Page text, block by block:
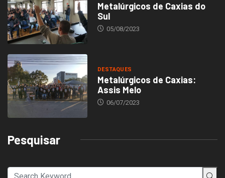
Metalúrgicos de Caxias do
Sul
05/08/2023
DESTAQUES
Metalúrgicos de Caxias:
Assis Melo
06/07/2023
Pesquisar